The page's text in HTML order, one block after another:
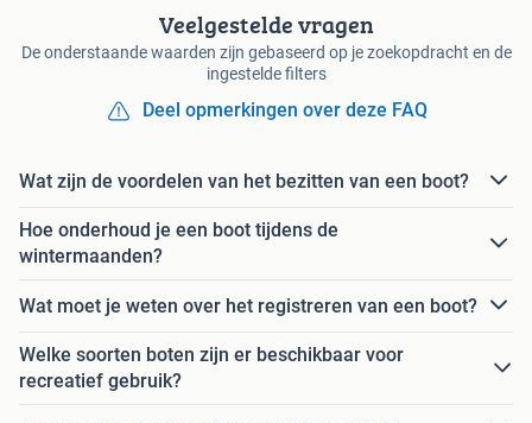
Veelgestelde vragen
De onderstaande waarden zijn gebaseerd op je zoekopdracht en de
ingestelde filters
Deel opmerkingen over deze FAQ
Wat zijn de voordelen van het bezitten van een boot?
Hoe onderhoud je een boot tijdens de
wintermaanden?
Wat moet je weten over het registreren van een boot?
Welke soorten boten zijn er beschikbaar voor
recreatief gebruik?